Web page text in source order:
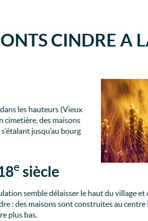
CINDRE A
les hauteurs (Vieux
cimetière, des maisons
jusqu’au bourg
e siècle
semble délaisser le haut du village et
: des maisons sont construites au centre
plus bas.